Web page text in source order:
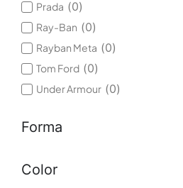
Prada (0)
Ray-Ban (0)
Rayban Meta (0)
Tom Ford (0)
Under Armour (0)
Forma
Color